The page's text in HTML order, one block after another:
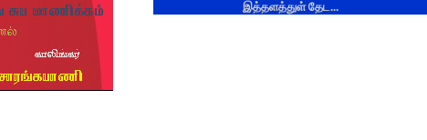
இத்தளத்துள் தேட...